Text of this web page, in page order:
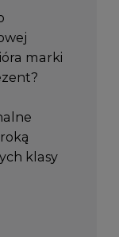
marki
klasy